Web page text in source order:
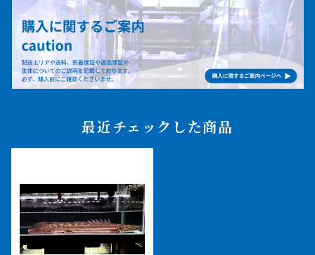
最近チェックした商品